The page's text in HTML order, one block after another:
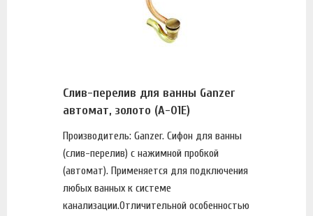
Слив-перелив для ванны Ganzer
автомат, золото (A-01E)
Производитель: Ganzer. Сифон для ванны
(слив-перелив) с нажимной пробкой
(автомат). Применяется для подключения
любых ванных к системе
канализации.Отличительной особенностью